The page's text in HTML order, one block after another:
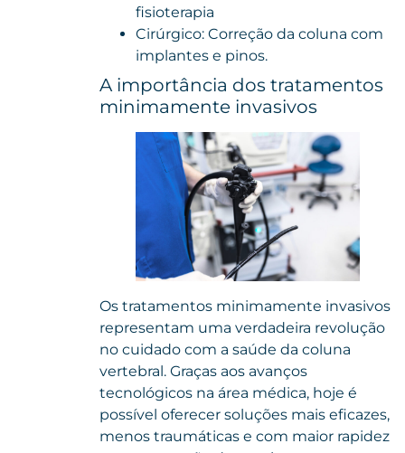
fisioterapia
Cirúrgico: Correção da coluna com
implantes e pinos.
A importância dos tratamentos
minimamente invasivos
Os tratamentos minimamente invasivos
representam uma verdadeira revolução
no cuidado com a saúde da coluna
vertebral. Graças aos avanços
tecnológicos na área médica, hoje é
possível oferecer soluções mais eficazes,
menos traumáticas e com maior rapidez